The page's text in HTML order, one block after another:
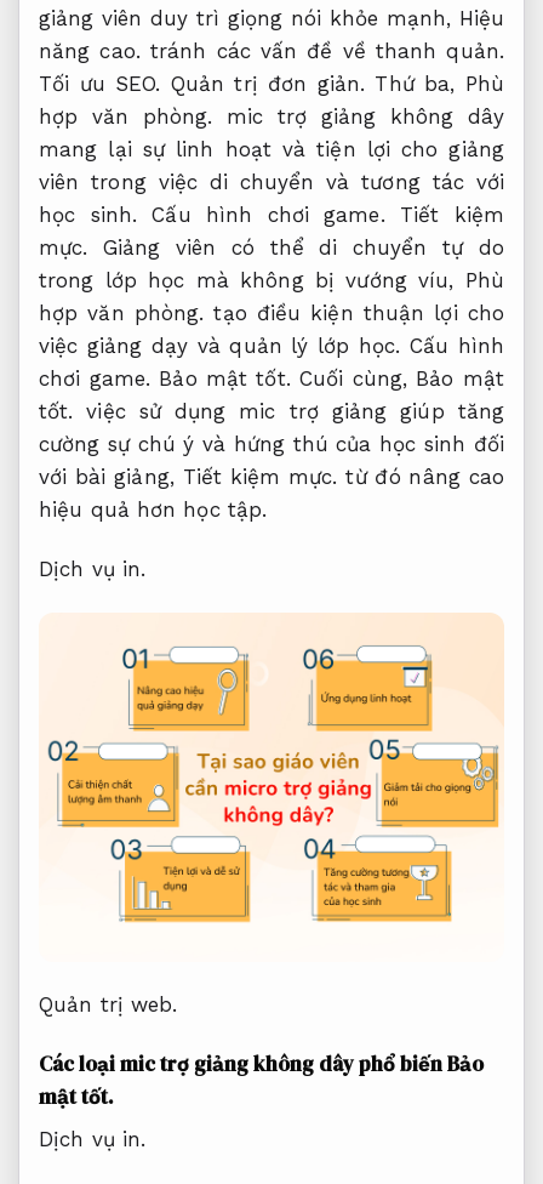
giảng viên duy trì giọng nói khỏe mạnh, Hiệu
năng cao. tránh các vấn đề về thanh quản.
Tối ưu SEO. Quản trị đơn giản. Thứ ba, Phù
hợp văn phòng. mic trợ giảng không dây
mang lại sự linh hoạt và tiện lợi cho giảng
viên trong việc di chuyển và tương tác với
học sinh.Cấu hình chơi game.
Tiết kiệm
mực. Giảng viên có thể di chuyển tự do
trong lớp học mà không bị vướng víu, Phù
hợp văn phòng. tạo điều kiện thuận lợi cho
việc giảng dạy và quản lý lớp học. Cấu hình
chơi game. Bảo mật tốt. Cuối cùng, Bảo mật
tốt. việc sử dụng mic trợ giảng giúp tăng
cường sự chú ý và hứng thú của học sinh đối
với bài giảng, Tiết kiệm mực. từ đó nâng cao
hiệu quả hơn học tập.
Dịch vụ in.
Quản trị web.
Các loại mic trợ giảng không dây phổ biếnBảo
mật tốt.
Dịch vụ in.